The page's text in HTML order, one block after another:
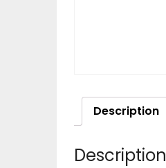
Description
Description